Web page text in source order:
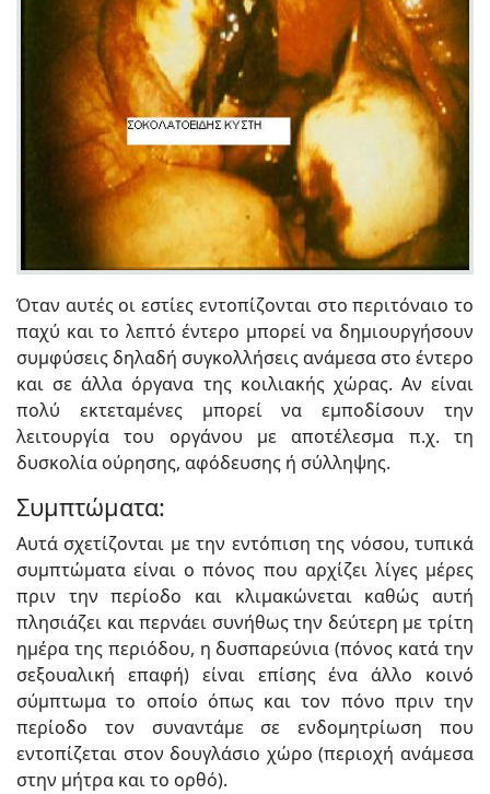
Όταν αυτές οι εστίες εντοπίζονται στο περιτόναιο το
παχύ και το λεπτό έντερο μπορεί να δημιουργήσουν
συμφύσεις δηλαδή συγκολλήσεις ανάμεσα στο έντερο
και σε άλλα όργανα της κοιλιακής χώρας. Αν είναι
πολύ εκτεταμένες μπορεί να εμποδίσουν την
λειτουργία του οργάνου με αποτέλεσμα π.χ. τη
δυσκολία ούρησης, αφόδευσης ή σύλληψης.
Συμπτώματα:
Αυτά σχετίζονται με την εντόπιση της νόσου, τυπικά
συμπτώματα είναι ο πόνος που αρχίζει λίγες μέρες
πριν την περίοδο και κλιμακώνεται καθώς αυτή
πλησιάζει και περνάει συνήθως την δεύτερη με τρίτη
ημέρα της περιόδου, η δυσπαρεύνια (πόνος κατά την
σεξουαλική επαφή) είναι επίσης ένα άλλο κοινό
σύμπτωμα το οποίο όπως και τον πόνο πριν την
περίοδο τον συναντάμε σε ενδομητρίωση που
εντοπίζεται στον δουγλάσιο χώρο (περιοχή ανάμεσα
στην μήτρα και το ορθό).